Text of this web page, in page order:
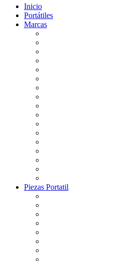
Inicio
Portátiles
Marcas
Piezas Portatil